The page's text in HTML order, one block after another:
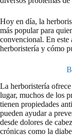
Hoy en día, la
más popular para
convencional. En este
herboristería y cómo
La herboristería
lugar, muchos de los
tienen propiedades
pueden ayudar a
desde dolores de
crónicas como la